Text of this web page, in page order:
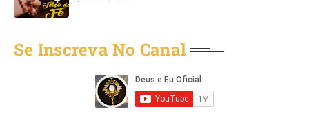
Se Inscreva No Canal